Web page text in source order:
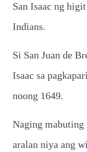
San Isaac ng
Indians.
Si San Juan de
Isaac sa
noong 1649.
Naging mabuting
aralan niya ang